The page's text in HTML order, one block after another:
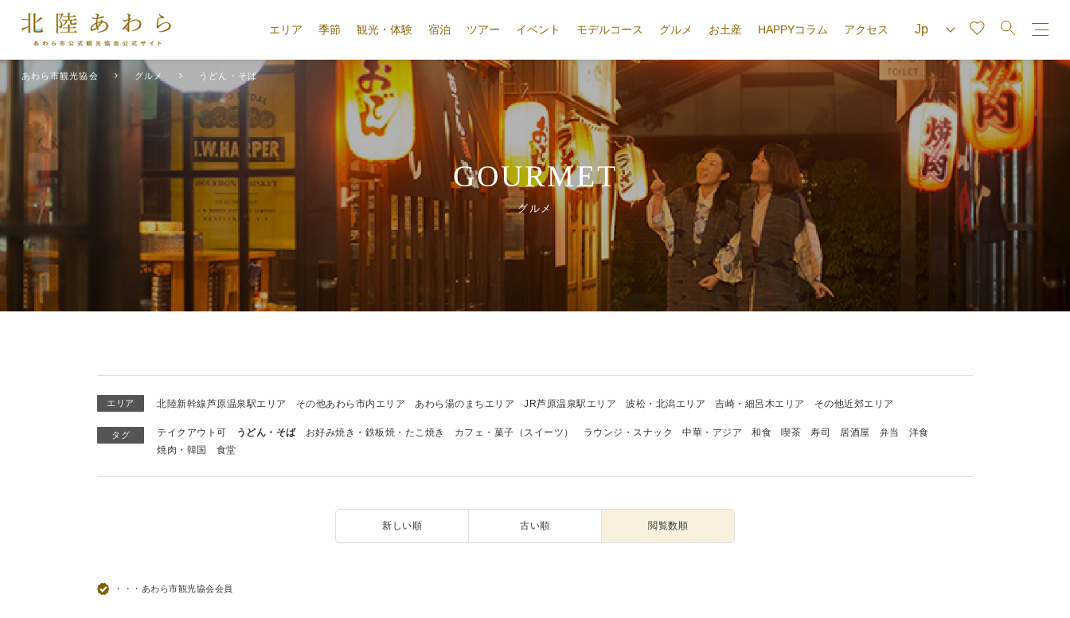
エリア 季節 観光・体験 宿泊 ツアー イベント モデルコース グルメ お土産 HAPPYコラム アクセス
あわら市観光協会 グルメ うどん・そば
GOURMET
グルメ
エリア 北陸新幹線芦原温泉駅エリア その他あわら市内エリア あわら湯のまちエリア JR芦原温泉駅エリア 波松・北潟エリア 吉崎・細呂木エリア その他近郊エリア
タグ テイクアウト可 うどん・そば お好み焼き・鉄板焼・たこ焼き カフェ・菓子（スイーツ） ラウンジ・スナック 中華・アジア 和食 喫茶 寿司 居酒屋 弁当
洋食
焼肉・韓国
食堂
新しい順 古い順 閲覧数順
・・・あわら市観光協会会員